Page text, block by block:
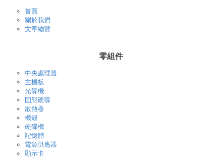
首頁
關於我們
文章總覽
零組件
中央處理器
主機板
光碟機
固態硬碟
散熱器
機殼
硬碟機
記憶體
電源供應器
顯示卡